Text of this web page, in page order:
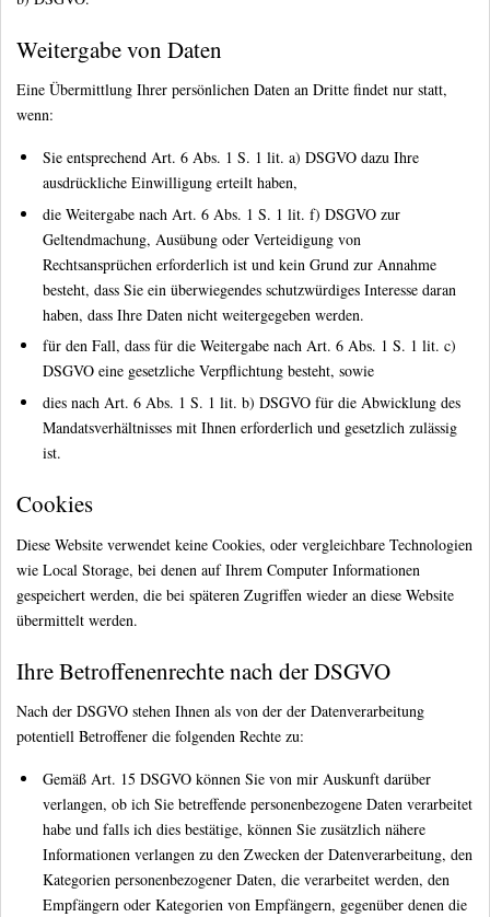
Weitergabe von Daten
Eine Übermittlung Ihrer persönlichen Daten an Dritte findet nur statt,
wenn:
Sie entsprechend Art. 6 Abs. 1 S. 1 lit. a) DSGVO dazu Ihre
ausdrückliche Einwilligung erteilt haben,
die Weitergabe nach Art. 6 Abs. 1 S. 1 lit. f) DSGVO zur
Geltendmachung, Ausübung oder Verteidigung von
Rechtsansprüchen erforderlich ist und kein Grund zur Annahme
besteht, dass Sie ein überwiegendes schutzwürdiges Interesse daran
haben, dass Ihre Daten nicht weitergegeben werden.
für den Fall, dass für die Weitergabe nach Art. 6 Abs. 1 S. 1 lit. c)
DSGVO eine gesetzliche Verpflichtung besteht, sowie
dies nach Art. 6 Abs. 1 S. 1 lit. b) DSGVO für die Abwicklung des
Mandatsverhältnisses mit Ihnen erforderlich und gesetzlich zulässig
ist.
Cookies
Diese Website verwendet keine Cookies, oder vergleichbare Technologien
wie Local Storage, bei denen auf Ihrem Computer Informationen
gespeichert werden, die bei späteren Zugriffen wieder an diese Website
übermittelt werden.
Ihre Betroffenenrechte nach der DSGVO
Nach der DSGVO stehen Ihnen als von der der Datenverarbeitung
potentiell Betroffener die folgenden Rechte zu:
Gemäß Art. 15 DSGVO können Sie von mir Auskunft darüber
verlangen, ob ich Sie betreffende personenbezogene Daten verarbeitet
habe und falls ich dies bestätige, können Sie zusätzlich nähere
Informationen verlangen zu den Zwecken der Datenverarbeitung, den
Kategorien personenbezogener Daten, die verarbeitet werden, den
Empfängern oder Kategorien von Empfängern, gegenüber denen die